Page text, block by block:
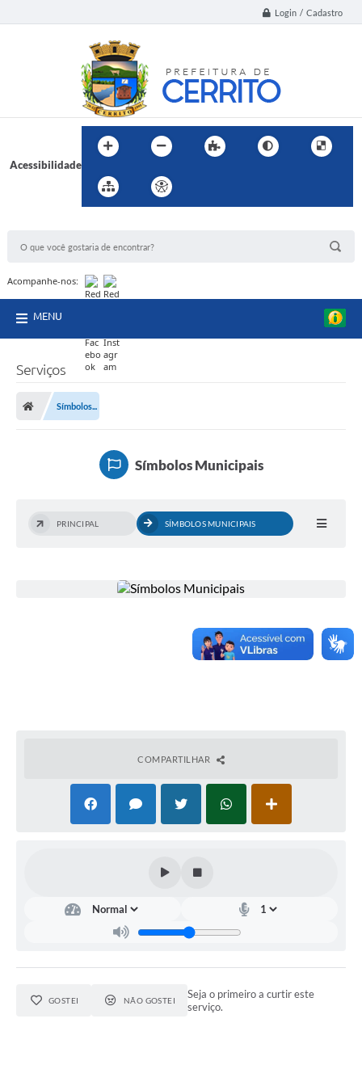
Login / Cadastro
Acessibilidade
Acompanhe-nos:
MENU
Serviços
Símbolos...
Símbolos Municipais
PRINCIPAL SÍMBOLOS MUNICIPAIS
COMPARTILHAR
GOSTEI NÃO GOSTEI
Seja o primeiro a curtir este
serviço.